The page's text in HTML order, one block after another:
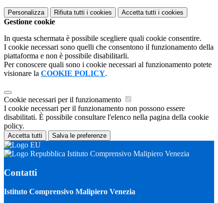
Personalizza Rifiuta tutti i cookies Accetta tutti i cookies
Gestione cookie
In questa schermata è possibile scegliere quali cookie consentire.
I cookie necessari sono quelli che consentono il funzionamento della
piattaforma e non è possibile disabilitarli.
Per conoscere quali sono i cookie necessari al funzionamento potete
visionare la COOKIE POLICY.
Cookie necessari per il funzionamento
I cookie necessari per il funzionamento non possono essere
disabilitati. È possibile consultare l'elenco nella pagina della cookie
policy.
Accetta tutti Salva le preferenze
Istituto Comprensivo Malipiero Venezia
Contatti
Istituto Comprensivo Malipiero Venezia